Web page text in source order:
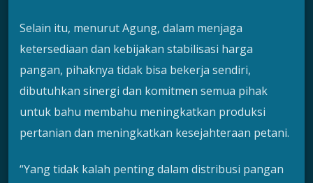
Selain itu, menurut Agung, dalam menjaga
ketersediaan dan kebijakan stabilisasi harga
pangan, pihaknya tidak bisa bekerja sendiri,
dibutuhkan sinergi dan komitmen semua pihak
untuk bahu membahu meningkatkan produksi
pertanian dan meningkatkan kesejahteraan petani.
“Yang tidak kalah penting dalam distribusi pangan